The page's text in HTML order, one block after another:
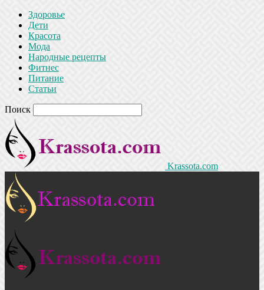
Здоровье
Дети
Красота
Мода
Народные рецепты
Фитнес
Питание
Статьи
Поиск
Krassota.com